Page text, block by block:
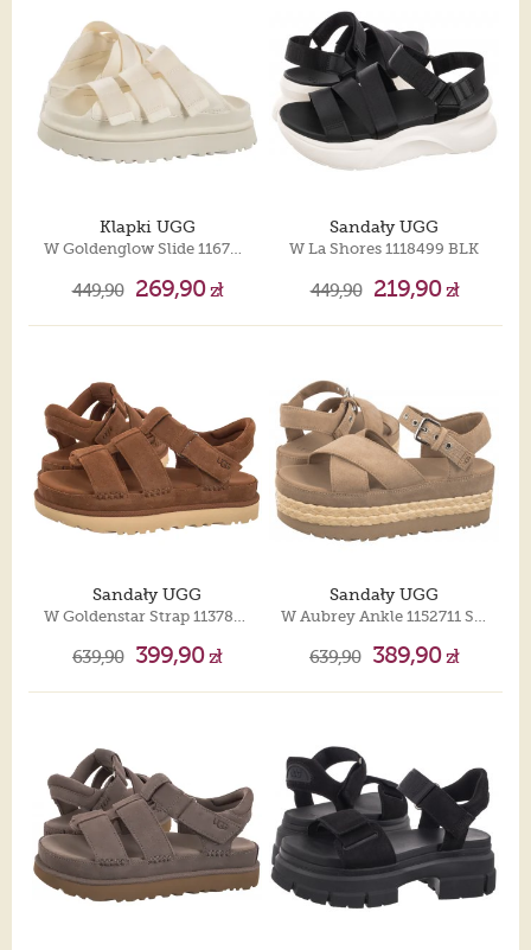
Klapki UGG
W Goldenglow Slide 1167430 JSM
449,90 269,90zł
Sandały UGG
W La Shores 1118499 BLK
449,90 219,90zł
Sandały UGG
639,90 399,90zł
Sandały UGG
639,90 389,90zł